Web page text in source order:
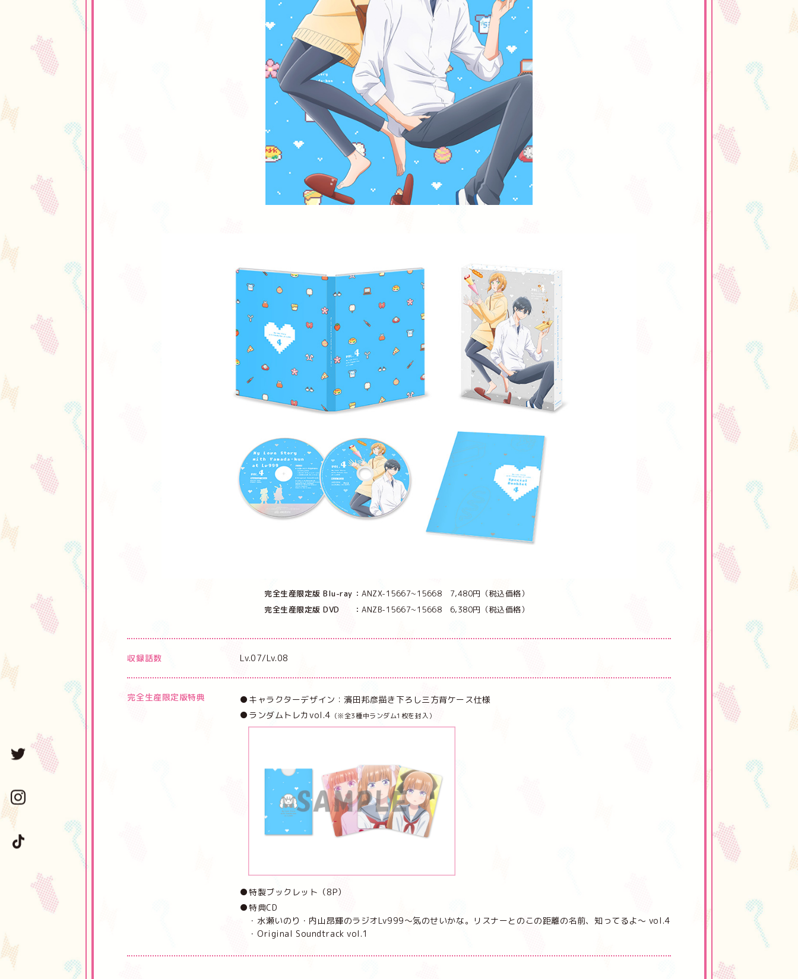
完全生産限定版 Blu-ray
ANZX-15667~15668 7,480円（税込価格）
完全生産限定版 DVD
ANZB-15667~15668 6,380円（税込価格）
収録話数 Lv.07/Lv.08
完全生産限定版特典
●キャラクターデザイン：濱田邦彦描き下ろし三方背ケース仕様
●ランダムトレカvol.4 （※全3種中ランダム1枚を封入）
●特製ブックレット（8P）
●特典CD
・水瀬いのり・内山昂輝のラジオLv999～気のせいかな。リスナーとのこの距離の名前、知ってるよ～ vol.4
・Original Soundtrack vol.1